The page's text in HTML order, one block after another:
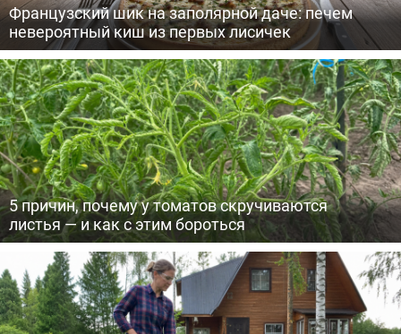
Французский шик на заполярной даче: печем
невероятный киш из первых лисичек
5 причин, почему у томатов скручиваются
листья — и как с этим бороться